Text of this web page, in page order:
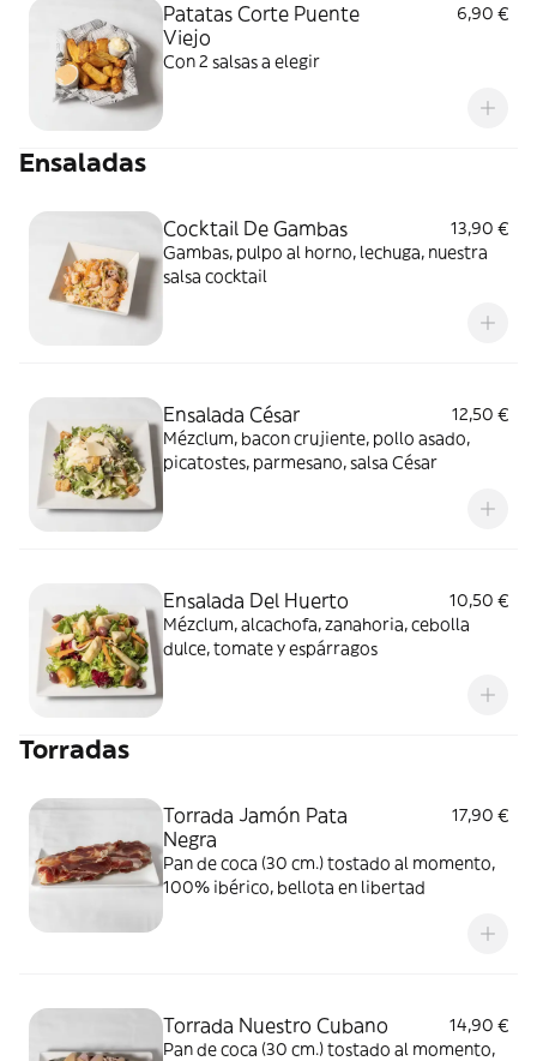
Patatas Corte Puente
Viejo
6,90 €
Con 2 salsas a elegir
Ensaladas
Cocktail De Gambas
13,90 €
Gambas, pulpo al horno, lechuga, nuestra
salsa cocktail
Ensalada César
12,50 €
Mézclum, bacon crujiente, pollo asado,
picatostes, parmesano, salsa César
Ensalada Del Huerto
10,50 €
Mézclum, alcachofa, zanahoria, cebolla
dulce, tomate y espárragos
Torradas
Torrada Jamón Pata
Negra
17,90 €
Pan de coca (30 cm.) tostado al momento,
100% ibérico, bellota en libertad
Torrada Nuestro Cubano
14,90 €
Pan de coca (30 cm.) tostado al momento,